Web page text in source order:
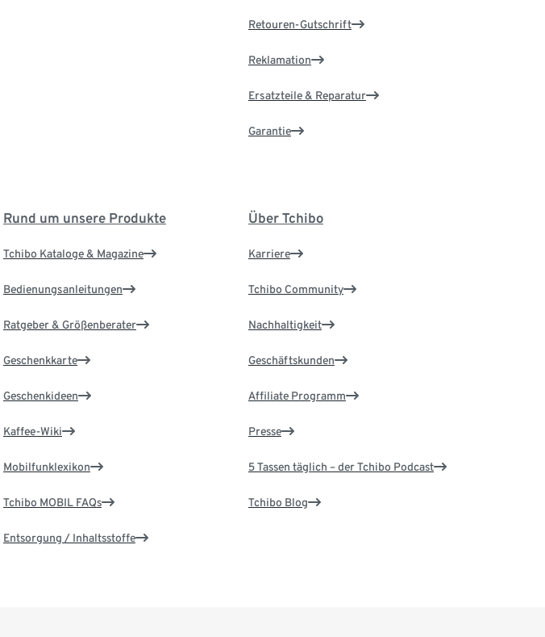
Retouren-Gutschrift
Reklamation
Ersatzteile & Reparatur
Garantie
Rund um unsere Produkte
Tchibo Kataloge & Magazine
Bedienungsanleitungen
Ratgeber & Größenberater
Geschenkkarte
Geschenkideen
Kaffee-Wiki
Mobilfunklexikon
Tchibo MOBIL FAQs
Entsorgung / Inhaltsstoffe
Über Tchibo
Karriere
Tchibo Community
Nachhaltigkeit
Geschäftskunden
Affiliate Programm
Presse
5 Tassen täglich – der Tchibo Podcast
Tchibo Blog